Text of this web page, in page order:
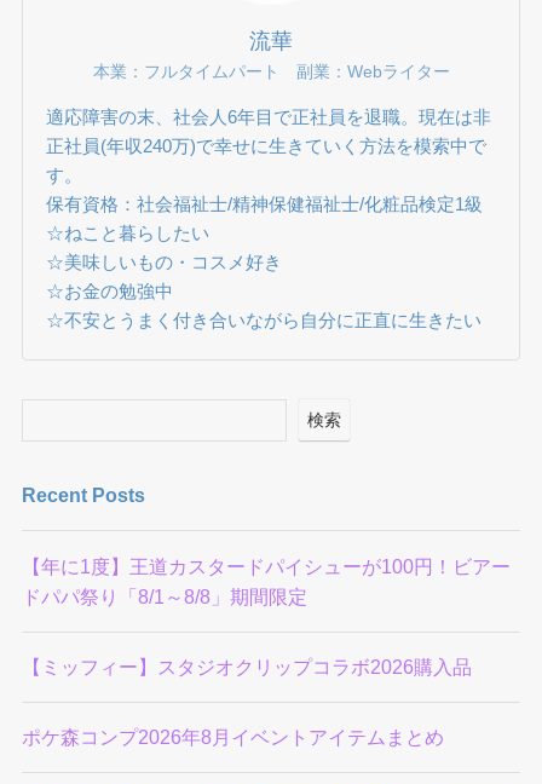
流華
本業：フルタイムパート 副業：Webライター
適応障害の末、社会人6年目で正社員を退職。現在は非
正社員(年収240万)で幸せに生きていく方法を模索中で
す。
保有資格：社会福祉士/精神保健福祉士/化粧品検定1級
☆ねこと暮らしたい
☆美味しいもの・コスメ好き
☆お金の勉強中
☆不安とうまく付き合いながら自分に正直に生きたい
検索
Recent Posts
【年に1度】王道カスタードパイシューが100円！ビアー
ドパパ祭り「8/1～8/8」期間限定
【ミッフィー】スタジオクリップコラボ2026購入品
ポケ森コンプ2026年8月イベントアイテムまとめ